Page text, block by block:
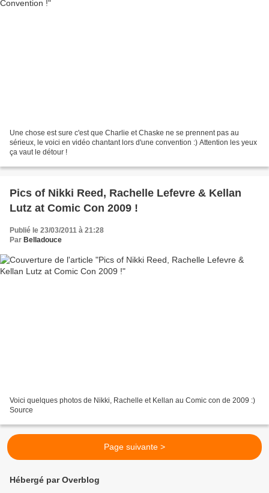
Une chose est sure c'est que Charlie et Chaske ne se prennent pas au
sérieux, le voici en vidéo chantant lors d'une convention :) Attention les yeux
ça vaut le détour !
Pics of Nikki Reed, Rachelle Lefevre & Kellan
Lutz at Comic Con 2009 !
Publié le 23/03/2011 à 21:28
Par Belladouce
Voici quelques photos de Nikki, Rachelle et Kellan au Comic con de 2009 :)
Source
Page suivante >
Hébergé par Overblog